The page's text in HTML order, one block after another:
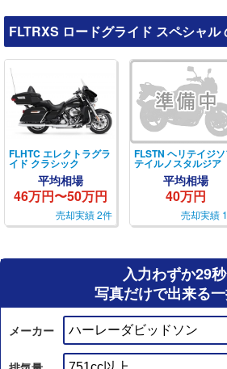
FLTRXS ロードグライド スペシャル
FLHTC エレクトラグラ
イド クラシック
平均相場
46万円〜50万円
売却実績 2件
FLSTN ヘリテイジ
テイルノスタルジア
平均相場
40万円
売却実績
入力わずか29秒
写真だけで出来る
メーカー